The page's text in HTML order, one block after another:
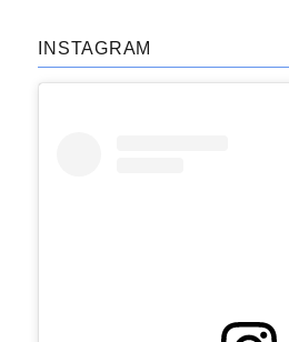
ー
INSTAGRAM